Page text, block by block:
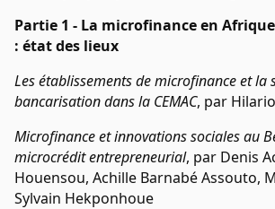
Partie 1 - La microfinance en
: état des lieux
Les établissements de microfinance et la
bancarisation dans la CEMAC, par
Microfinance et innovations sociales au
microcrédit entrepreneurial, par Denis
Houensou, Achille Barnabé Assouto,
Sylvain Hekponhoue